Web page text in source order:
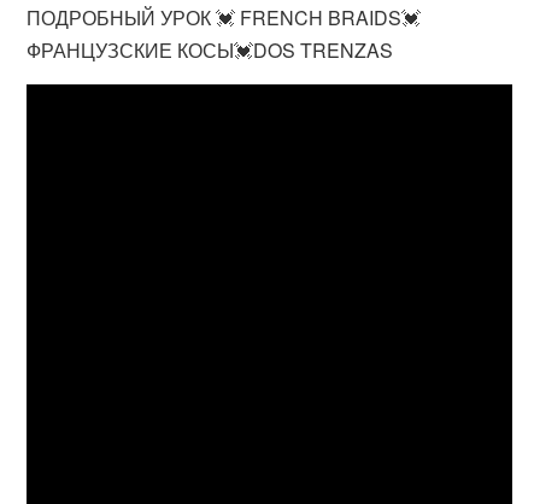
ПОДРОБНЫЙ УРОК 💓 FRENCH BRAIDS💓
ФРАНЦУЗСКИЕ КОСЫ💓DOS TRENZAS